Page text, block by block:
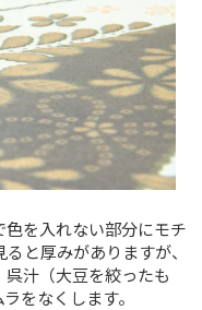
を入れない部分にモチ
と厚みがありますが、
汁（大豆を絞ったも
をなくします。